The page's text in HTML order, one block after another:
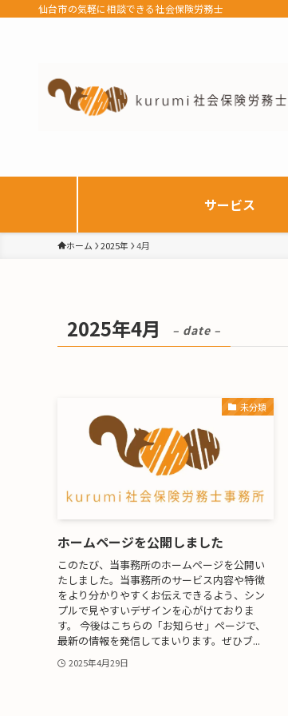
仙台市の気軽に相談できる社会保険労務士
サービス
ホーム 2025年 4月
2025年4月 – date –
未分類
ホームページを公開しました
このたび、当事務所のホームページを公開い
たしました。当事務所のサービス内容や特徴
をより分かりやすくお伝えできるよう、シン
プルで見やすいデザインを心がけておりま
す。 今後はこちらの「お知らせ」ページで、
最新の情報を発信してまいります。ぜひブ...
2025年4月29日